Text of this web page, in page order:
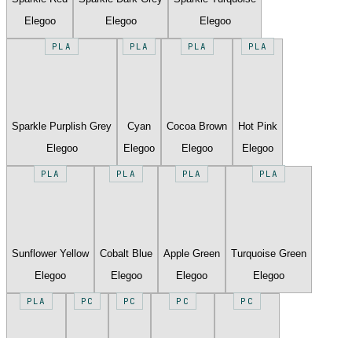
Elegoo
Elegoo
Elegoo
PLA
Sparkle Purplish Grey
Elegoo
PLA
Cyan
Elegoo
PLA
Cocoa Brown
Elegoo
PLA
Hot Pink
Elegoo
PLA
Sunflower Yellow
Elegoo
PLA
Cobalt Blue
Elegoo
PLA
Apple Green
Elegoo
PLA
Turquoise Green
Elegoo
PLA PC PC PC PC